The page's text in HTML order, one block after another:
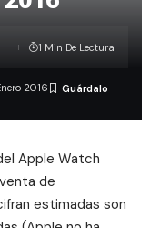
2016
1 Min De Lectura
Apple Watch
de
estimadas son